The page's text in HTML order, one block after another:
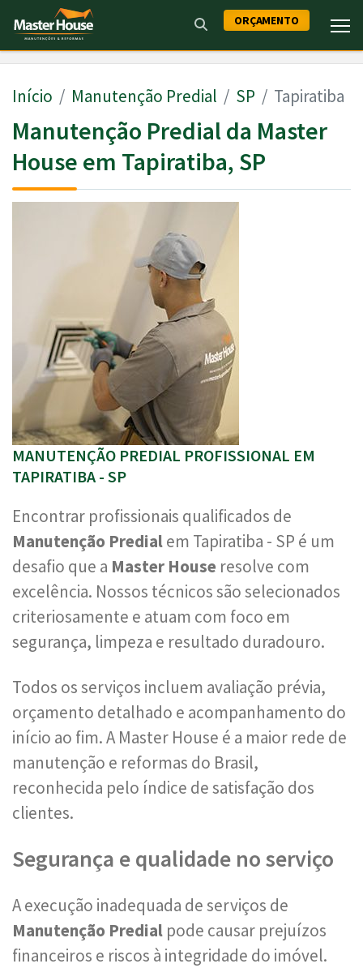
ORÇAMENTO
Início Manutenção Predial SP Tapiratiba
Manutenção Predial da Master
House em Tapiratiba, SP
MANUTENÇÃO PREDIAL PROFISSIONAL EM
TAPIRATIBA - SP
Encontrar profissionais qualificados de
Manutenção Predialem Tapiratiba - SP é um
desafio que a Master House resolve com
excelência. Nossos técnicos são selecionados
criteriosamente e atuam com foco em
segurança, limpeza e resultado duradouro.
Todos os serviços incluem avaliação prévia,
orçamento detalhado e acompanhamento do
início ao fim. A Master House é a maior rede de
manutenção e reformas do Brasil,
reconhecida pelo índice de satisfação dos
clientes.
Segurança e qualidade no serviço
A execução inadequada de serviços de
Manutenção Predial pode causar prejuízos
financeiros e riscos à integridade do imóvel.